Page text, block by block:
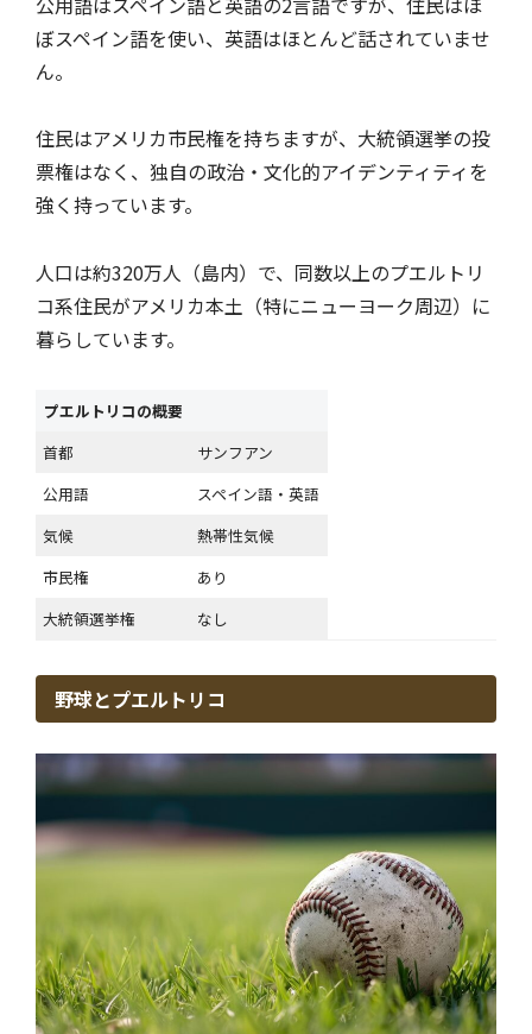
ぼスペイン語を使い、英語はほとんど話されていませ
ん。
住民はアメリカ市民権を持ちますが、大統領選挙の投
票権はなく、独自の政治・文化的アイデンティティを
強く持っています。
人口は約320万人（島内）で、同数以上のプエルトリ
コ系住民がアメリカ本土（特にニューヨーク周辺）に
暮らしています。
プエルトリコの概要
首都
サンフアン
公用語
スペイン語・英語
気候
熱帯性気候
市民権
あり
大統領選挙権
なし
野球とプエルトリコ